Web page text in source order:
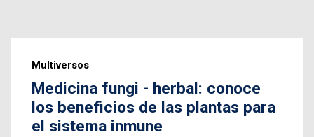
Multiversos
Medicina fungi - herbal: conoce
los beneficios de las plantas para
el sistema inmune